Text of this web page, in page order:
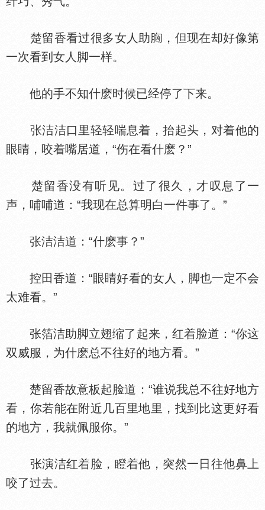
楚留香看过很多女人助
，但现在却好像第
一次看到女人脚一样。
他的手不知什麽时候已经停了下来。
张洁洁口里轻轻喘息着，抬起头，对着他的
眼睛，咬着嘴居道，“伤在看什麽？”
楚留香没有听见。过了很久，才叹息了一
声，哺哺道：“我现在总算明白一件事了。”
张洁洁道：“什麽事？”
控田香道：“眼睛好看的女人，脚也一定不会
太难看。”
张箔洁助脚立翅缩了起来，红着脸道：“你这
双威服，为什麽总不往好的地方看。”
楚留香故意板起脸道：“谁说我总不往好地方
看，你若能在附近几百里地里，找到比这更好看
的地方，我就佩服你。”
张演洁红着脸，瞪着他，突然一日往他鼻上
咬了过去。